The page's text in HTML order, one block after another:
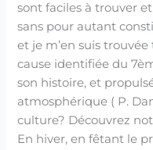
sont faciles à trouver
sans pour autant
et je m’en suis
cause identifiée du
son histoire, et
atmosphérique ( P.
culture? Découvrez
En hiver, en fêtant le